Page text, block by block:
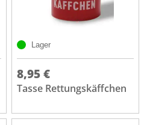
Lager
8,95 €
Tasse Rettungskäffchen